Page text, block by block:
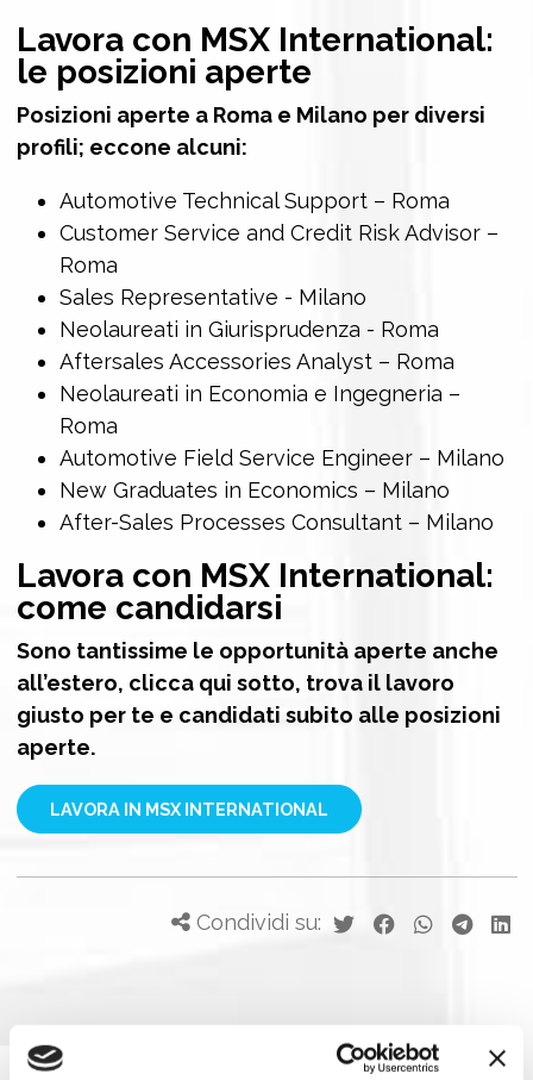
Lavora con MSX International:
le posizioni aperte
Posizioni aperte a Roma e Milano per diversi
profili; eccone alcuni:
Automotive Technical Support – Roma
Customer Service and Credit Risk Advisor –
Roma
Sales Representative - Milano
Neolaureati in Giurisprudenza - Roma
Aftersales Accessories Analyst – Roma
Neolaureati in Economia e Ingegneria –
Roma
Automotive Field Service Engineer – Milano
New Graduates in Economics – Milano
After-Sales Processes Consultant – Milano
Lavora con MSX International:
come candidarsi
Sono tantissime le opportunità aperte anche
all’estero, clicca qui sotto, trova il lavoro
giusto per te e candidati subito alle posizioni
aperte.
LAVORA IN MSX INTERNATIONAL
Condividi su: